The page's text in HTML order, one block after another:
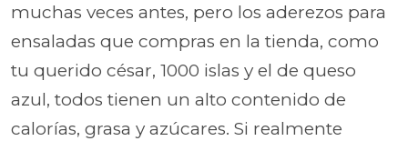
muchas veces antes, pero los aderezos para
ensaladas que compras en la tienda, como
tu querido césar, 1000 islas y el de queso
azul, todos tienen un alto contenido de
calorías, grasa y azúcares. Si realmente